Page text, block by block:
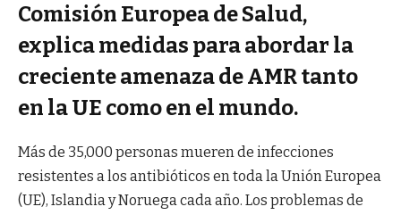
Comisión Europea de Salud,
explica medidas para abordar la
creciente amenaza de AMR tanto
en la UE como en el mundo.
Más de 35,000 personas mueren de infecciones
resistentes a los antibióticos en toda la Unión Europea
(UE), Islandia y Noruega cada año. Los problemas de